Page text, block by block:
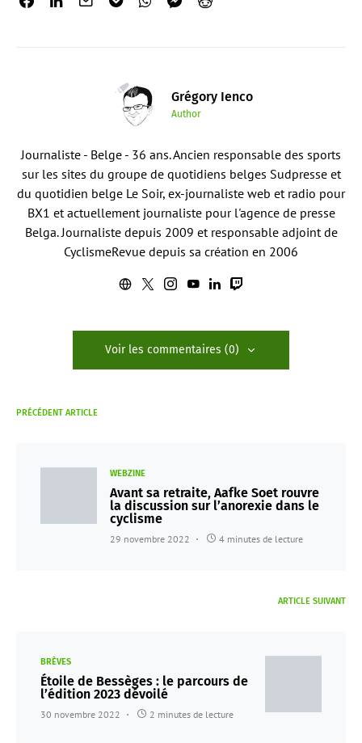
Grégory Ienco
Author
Journaliste - Belge - 36 ans. Ancien responsable des sports
sur les sites du groupe de quotidiens belges Sudpresse et
du quotidien belge Le Soir, ex-journaliste web et radio pour
BX1 et actuellement journaliste pour l'agence de presse
Belga. Journaliste depuis 2009 et responsable adjoint de
CyclismeRevue depuis sa création en 2006
Voir les commentaires (0)
PRÉCÉDENT ARTICLE
WEBZINE
Avant sa retraite, Aafke Soet rouvre
la discussion sur l’anorexie dans le
cyclisme
29 novembre 2022 4 minutes de lecture
ARTICLE SUIVANT
BRÈVES
Étoile de Bessèges : le parcours de
l’édition 2023 dévoilé
30 novembre 2022 2 minutes de lecture